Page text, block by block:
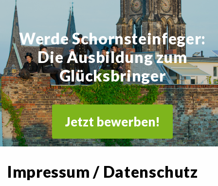
Werde Schornsteinfeger:
Die Ausbildung zum
Glücksbringer
Jetzt bewerben!
Impressum / Datenschutz